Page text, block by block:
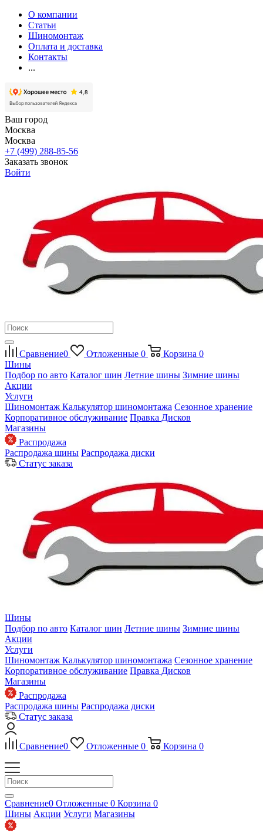
О компании
Статьи
Шиномонтаж
Оплата и доставка
Контакты
...
Ваш город
Москва
Москва
+7 (499) 288-85-56
Заказать звонок
Войти
Сравнение0 Отложенные 0 Корзина 0
Шины
Подбор по авто Каталог шин Летние шины Зимние шины
Акции
Услуги
Шиномонтаж Калькулятор шиномонтажа Сезонное хранение
Корпоративное обслуживание Правка Дисков
Магазины
Распродажа
Распродажа шины Распродажа диски
Статус заказа
Шины
Подбор по авто Каталог шин Летние шины Зимние шины
Акции
Услуги
Шиномонтаж Калькулятор шиномонтажа Сезонное хранение
Корпоративное обслуживание Правка Дисков
Магазины
Распродажа
Распродажа шины Распродажа диски
Статус заказа
Сравнение0 Отложенные 0 Корзина 0
Сравнение0 Отложенные 0 Корзина 0
Шины Акции Услуги Магазины